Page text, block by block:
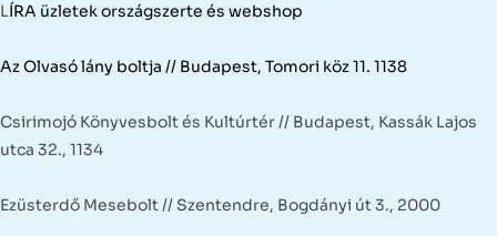
LÍRA üzletek országszerte és webshop
Az Olvasó lány boltja // Budapest, Tomori köz 11. 1138
Csirimojó Könyvesbolt és Kultúrtér // Budapest, Kassák Lajos
utca 32., 1134
Ezüsterdő Mesebolt // Szentendre, Bogdányi út 3., 2000